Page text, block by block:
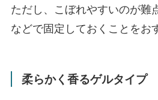
ただし、こぼれやすいのが難
などで固定しておくことをお
柔らかく香るゲルタイプ